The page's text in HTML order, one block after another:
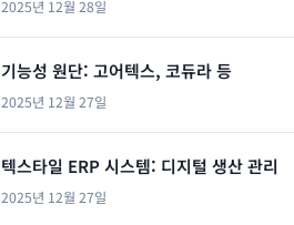
2025년 12월 28일
기능성 원단: 고어텍스, 코듀라 등
2025년 12월 27일
텍스타일 ERP 시스템: 디지털 생산 관리
2025년 12월 27일